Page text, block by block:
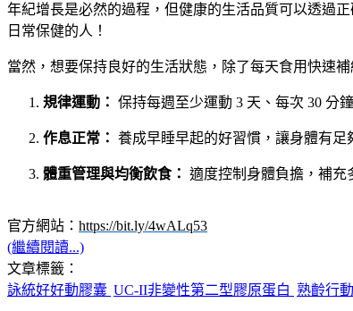
年紀增長是必然的過程，但健康的生活品質可以透過
日常保健的人！
當然，想要保持良好的生活狀態，除了每天食用快速
規律運動： 保持每週至少運動 3 天、每次 30 分
作息正常： 養成早睡早起的好習慣，讓身體有
體重管理與均衡飲食： 適度控制身體負擔，補充
官方網站： https://bit.ly/4wALq53
(繼續閱讀...)
文章標籤：
詠統好好動膠囊 UC-II非變性第二型膠原蛋白 熟齡行